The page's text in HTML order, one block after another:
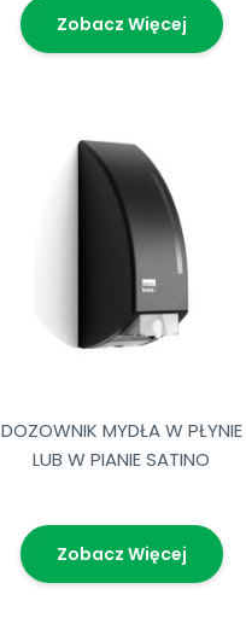
Zobacz Więcej
DOZOWNIK MYDŁA W PŁYNIE
LUB W PIANIE SATINO
Zobacz Więcej